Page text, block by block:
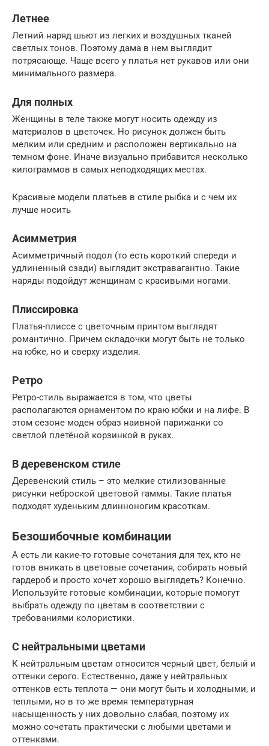
Летнее
Летний наряд шьют из легких и воздушных тканей
светлых тонов. Поэтому дама в нем выглядит
потрясающе. Чаще всего у платья нет рукавов или они
минимального размера.
Для полных
Женщины в теле также могут носить одежду из
материалов в цветочек. Но рисунок должен быть
мелким или средним и расположен вертикально на
темном фоне. Иначе визуально прибавится несколько
килограммов в самых неподходящих местах.
Красивые модели платьев в стиле рыбка и с чем их
лучше носить
Асимметрия
Асимметричный подол (то есть короткий спереди и
удлиненный сзади) выглядит экстравагантно. Такие
наряды подойдут женщинам с красивыми ногами.
Плиссировка
Платья-плиссе с цветочным принтом выглядят
романтично. Причем складочки могут быть не только
на юбке, но и сверху изделия.
Ретро
Ретро-стиль выражается в том, что цветы
располагаются орнаментом по краю юбки и на лифе. В
этом сезоне моден образ наивной парижанки со
светлой плетёной корзинкой в руках.
В деревенском стиле
Деревенский стиль – это мелкие стилизованные
рисунки неброской цветовой гаммы. Такие платья
подходят худеньким длинноногим красоткам.
Безошибочные комбинации
А есть ли какие-то готовые сочетания для тех, кто не
готов вникать в цветовые сочетания, собирать новый
гардероб и просто хочет хорошо выглядеть? Конечно.
Используйте готовые комбинации, которые помогут
выбрать одежду по цветам в соответствии с
требованиями колористики.
С нейтральными цветами
К нейтральным цветам относится черный цвет, белый и
оттенки серого. Естественно, даже у нейтральных
оттенков есть теплота — они могут быть и холодными, и
теплыми, но в то же время температурная
насыщенность у них довольно слабая, поэтому их
можно сочетать практически с любыми цветами и
оттенками.